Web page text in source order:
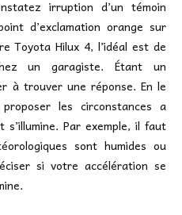
irruption d’un témoin
d’exclamation orange sur
Toyota Hilux 4, l’idéal est de
un garagiste. Étant un
à trouver une réponse. En le
les circonstances a
s’illumine. Par exemple, il faut
sont humides ou
si votre accélération se